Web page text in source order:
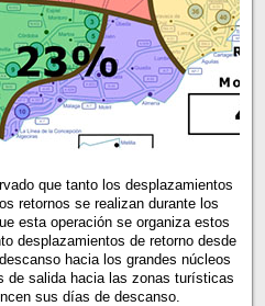
que tanto los desplazamientos
retornos se realizan durante los
esta operación se organiza estos
desplazamientos de retorno desde
hacia los grandes núcleos
de salida hacia las zonas turísticas
sus días de descanso.